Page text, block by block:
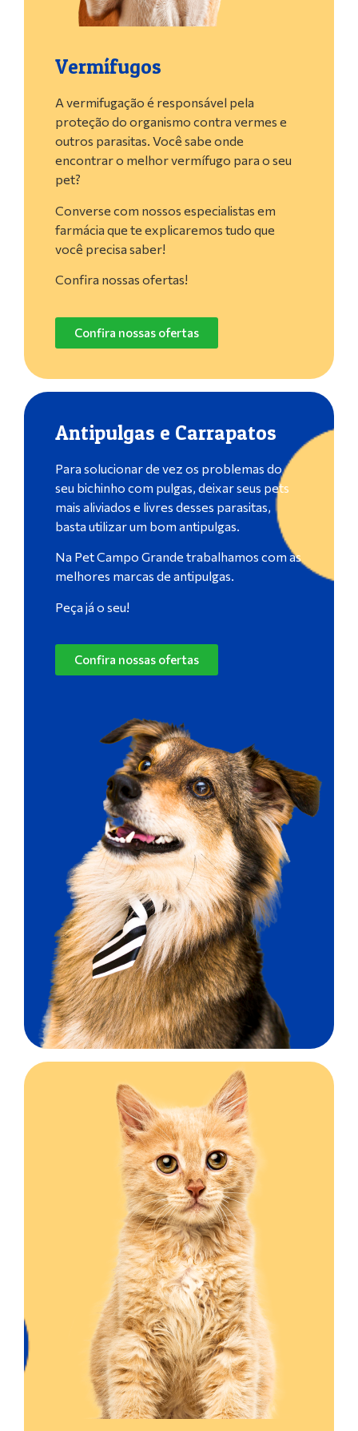
Vermífugos
A vermifugação é responsável pela
proteção do organismo contra vermes e
outros parasitas. Você sabe onde
encontrar o melhor vermífugo para o seu
pet?
Converse com nossos especialistas em
farmácia que te explicaremos tudo que
você precisa saber!
Confira nossas ofertas!
Confira nossas ofertas
Antipulgas e Carrapatos
Para solucionar de vez os problemas do
seu bichinho com pulgas, deixar seus pets
mais aliviados e livres desses parasitas,
basta utilizar um bom antipulgas.
Na Pet Campo Grande trabalhamos com as
melhores marcas de antipulgas.
Peça já o seu!
Confira nossas ofertas